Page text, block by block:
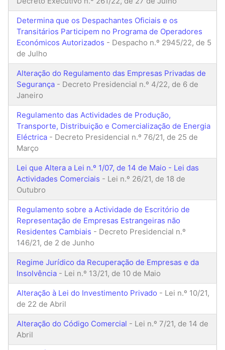
Determina que os Despachantes Oficiais e os
Transitários Participem no Programa de Operadores
Económicos Autorizados - Despacho n.º 2945/22, de 5
de Julho
Alteração do Regulamento das Empresas Privadas de
Segurança - Decreto Presidencial n.º 4/22, de 6 de
Janeiro
Regulamento das Actividades de Produção,
Transporte, Distribuição e Comercialização de Energia
Eléctrica - Decreto Presidencial n.º 76/21, de 25 de
Março
Lei que Altera a Lei n.º 1/07, de 14 de Maio - Lei das
Actividades Comerciais - Lei n.º 26/21, de 18 de
Outubro
Regulamento sobre a Actividade de Escritório de
Representação de Empresas Estrangeiras não
Residentes Cambiais - Decreto Presidencial n.º
146/21, de 2 de Junho
Regime Jurídico da Recuperação de Empresas e da
Insolvência - Lei n.º 13/21, de 10 de Maio
Alteração à Lei do Investimento Privado - Lei n.º 10/21,
de 22 de Abril
Alteração do Código Comercial - Lei n.º 7/21, de 14 de
Abril